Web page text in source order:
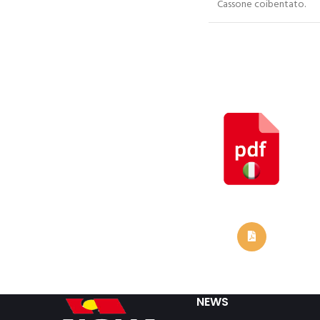
Cassone coibentato.
Indirizzo
seconda riga per indirizzo
Località
NOTE
NEWS